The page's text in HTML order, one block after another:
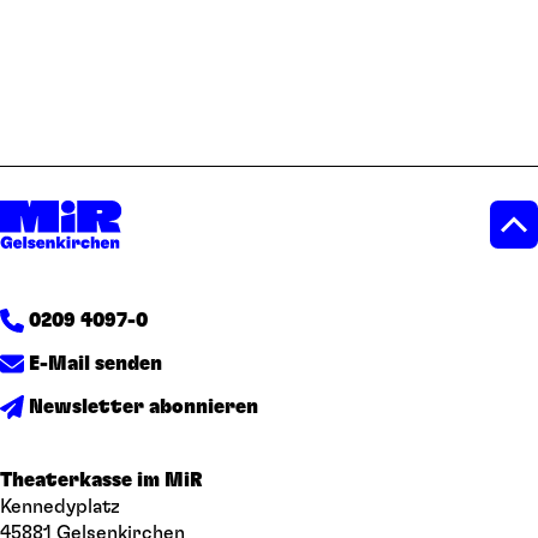
0209 4097-0
E-Mail senden
Newsletter abonnieren
Theaterkasse im MiR
Kennedyplatz
45881 Gelsenkirchen